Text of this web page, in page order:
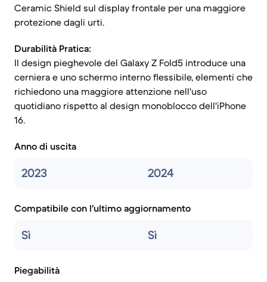
Ceramic Shield sul display frontale per una maggiore
protezione dagli urti.
Durabilità Pratica:
Il design pieghevole del Galaxy Z Fold5 introduce una
cerniera e uno schermo interno flessibile, elementi che
richiedono una maggiore attenzione nell'uso
quotidiano rispetto al design monoblocco dell'iPhone
16.
Anno di uscita
2023 2024
Compatibile con l'ultimo aggiornamento
Sì Sì
Piegabilità